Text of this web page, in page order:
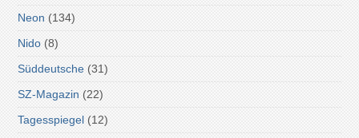
Neon (134)
Nido (8)
Süddeutsche (31)
SZ-Magazin (22)
Tagesspiegel (12)